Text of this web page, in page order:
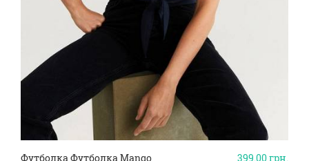
399.00грн.
Футболка Футболка Mango